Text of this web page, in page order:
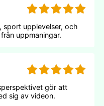
sport upplevelser, och
uppmaningar.
gör att
sig av videon.